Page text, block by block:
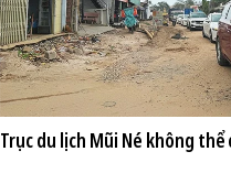
Trục du lịch Mũi Né không thể